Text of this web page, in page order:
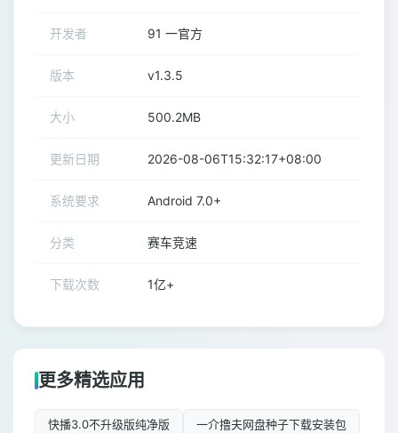
开发者 91 一官方
版本 v1.3.5
大小 500.2MB
更新日期 2026-08-06T15:32:17+08:00
系统要求 Android 7.0+
分类 赛车竞速
下载次数 1亿+
更多精选应用
快播3.0不升级版纯净版 一介撸夫网盘种子下载安装包